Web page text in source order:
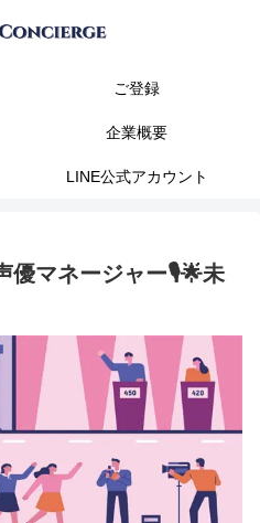
ご登録
企業概要
LINE公式アカウント
優マネージャー🎙️🌟未